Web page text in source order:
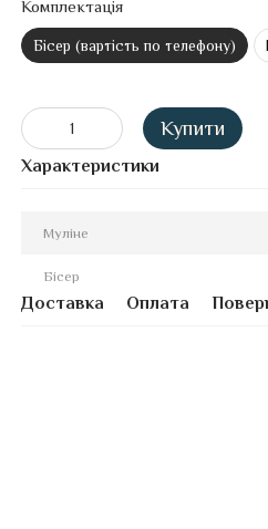
Комплектація
Бісер (вартість по телефону)
Купити
Характеристики
Муліне
Бісер
Доставка Оплата